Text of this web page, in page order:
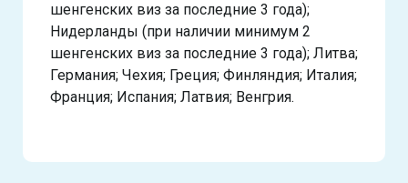
шенгенских виз за последние 3 года);
Нидерланды (при наличии минимум 2
шенгенских виз за последние 3 года); Литва;
Германия; Чехия; Греция; Финляндия; Италия;
Франция; Испания; Латвия; Венгрия.